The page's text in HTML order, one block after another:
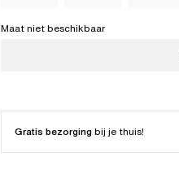
Maat niet beschikbaar
Gratis bezorgingbij je thuis!